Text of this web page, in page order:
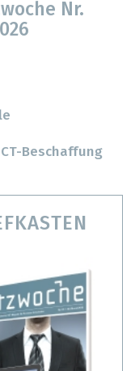
Nr.
Beschaffung